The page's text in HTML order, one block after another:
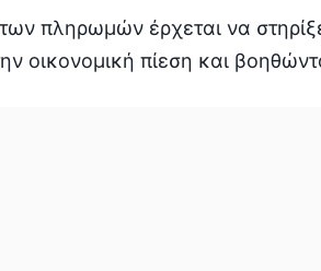
πληρωμών έρχεται να
οικονομική πίεση και